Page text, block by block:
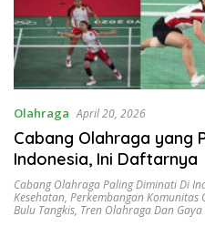
Olahraga April 20, 2026
Cabang Olahraga yang
Indonesia, Ini Daftarnya
Cabang Olahraga Paling Diminati Di
Kesehatan, Perkembangan Komunitas
Bulu Tangkis, Tren Olahraga Dan